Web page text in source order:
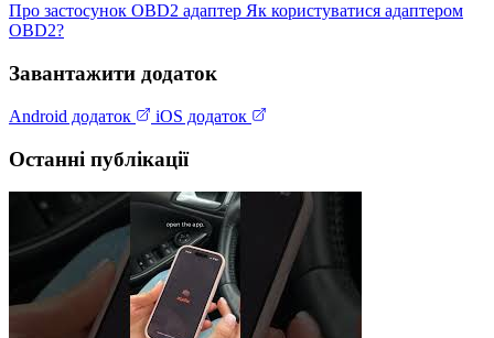
Про застосунок OBD2 адаптер Як користуватися адаптером
OBD2?
Завантажити додаток
Android додаток iOS додаток
Останні публікації